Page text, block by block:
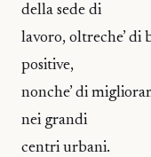
della sede di
lavoro, oltreche’ di
positive,
nonche’ di
nei grandi
centri urbani.